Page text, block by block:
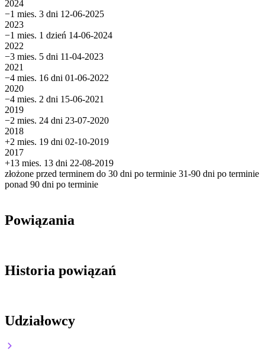
2024
−1 mies. 3 dni 12-06-2025
2023
−1 mies. 1 dzień 14-06-2024
2022
−3 mies. 5 dni 11-04-2023
2021
−4 mies. 16 dni 01-06-2022
2020
−4 mies. 2 dni 15-06-2021
2019
−2 mies. 24 dni 23-07-2020
2018
+2 mies. 19 dni 02-10-2019
2017
+13 mies. 13 dni 22-08-2019
złożone przed terminem do 30 dni po terminie 31-90 dni po terminie
ponad 90 dni po terminie
Powiązania
Historia powiązań
Udziałowcy